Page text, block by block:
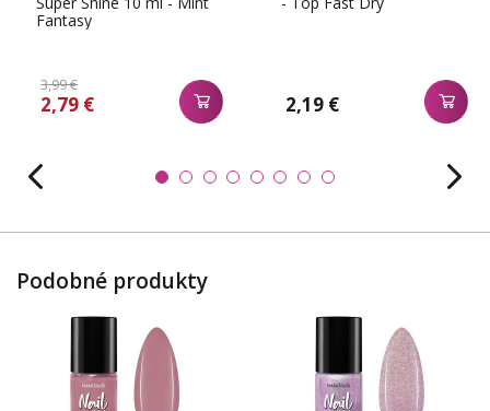
Fantasy
3,99 €
2,79 € 2,19 €
Podobné produkty